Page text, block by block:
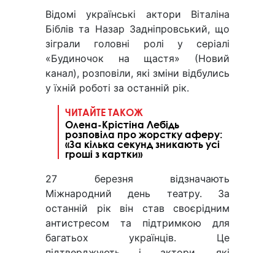
Відомі українські актори Віталіна
Біблів та Назар Задніпровський, що
зіграли головні ролі у серіалі
«Будиночок на щастя» (Новий
канал), розповіли, які зміни відбулись
у їхній роботі за останній рік.
ЧИТАЙТЕ ТАКОЖ
Олена-Крістіна Лебідь
розповіла про жорстку аферу:
«За кілька секунд зникають усі
гроші з картки»
27 березня відзначають
Міжнародний день театру. За
останній рік він став своєрідним
антистресом та підтримкою для
багатьох українців. Це